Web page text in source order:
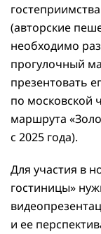
(авторские
необходимо
прогулочный
презентовать
по московской
маршрута
с 2025 года).
Для участия в
гостиницы»
и ее